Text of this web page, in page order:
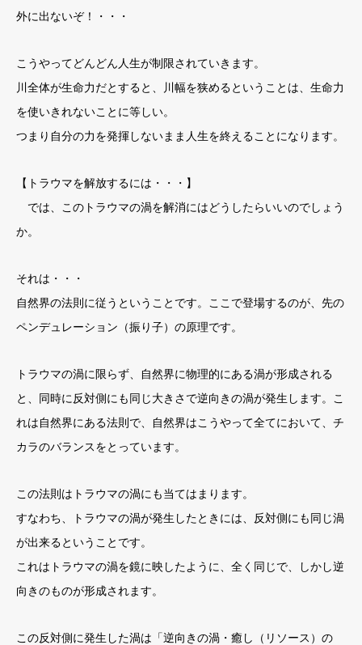
外に出ないぞ！・・・
こうやってどんどん人生が制限されていきます。
川全体が生命力だとすると、川幅を狭めるということは、生命力
を使いきれないことに等しい。
つまり自分の力を発揮しないまま人生を終えることになります。
【トラウマを解放するには・・・】
では、このトラウマの渦を解消にはどうしたらいいのでしょう
か。
それは・・・
自然界の法則に従うということです。ここで登場するのが、先の
ペンデュレーション（振り子）の原理です。
トラウマの渦に限らず、自然界に物理的にある渦が形成される
と、同時に反対側にも同じ大きさで逆向きの渦が発生します。こ
れは自然界にある法則で、自然界はこうやって全てにおいて、チ
カラのバランスをとっています。
この法則はトラウマの渦にも当てはまります。
すなわち、トラウマの渦が発生したときには、反対側にも同じ渦
が出来るということです。
これはトラウマの渦を鏡に映したように、全く同じで、しかし逆
向きのものが形成されます。
この反対側に発生した渦は「逆向きの渦・癒し（リソース）の